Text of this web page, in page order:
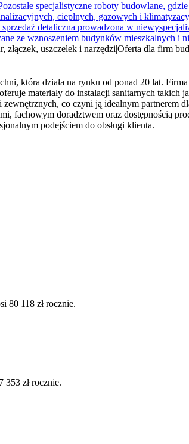
specjalistyczne roboty budowlane,
cieplnych, gazowych i
sprzedaż detaliczna prowadzona w
ze wznoszeniem budynków mieszkalnych i
złączek, uszczelek i narzędziOferta dla firm
która działa na rynku od ponad 20 lat.
materiały do instalacji sanitarnych
co czyni ją idealnym
fachowym doradztwem oraz dostępnością
podejściem do obsługi klienta.
80 118 zł rocznie.
353 zł rocznie.